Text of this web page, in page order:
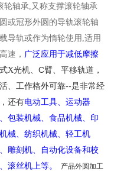
轮轴承 又称支撑滚轮轴承
或冠形外圆的导轨滚轮轴
导轨或作为惰轮使用 适用
速 ， 广泛应用于减低摩擦
X光机、 C臂、平移轨道，
、工作格外可靠--是非常经
还有电动工具、运动器
包装机械、食品机械、印
械、纺织机械、轻工机
雕刻机
自动化设备和校
滚丝机上等。
产品外圆加工